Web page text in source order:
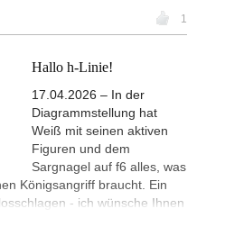
1
Hallo h-Linie!
17.04.2026 – In der
Diagrammstellung hat
Weiß mit seinen aktiven
Figuren und dem
Sargnagel auf f6 alles, was
Königsangriff braucht. Ein
- ich wünsche Ihnen